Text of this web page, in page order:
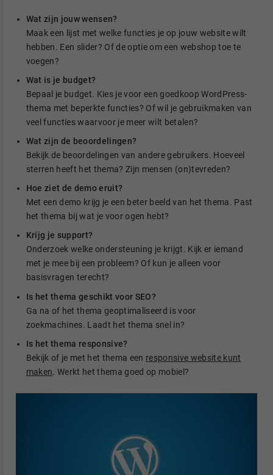
Wat zijn jouw wensen?
Maak een lijst met welke functies je op jouw website wilt
hebben. Een slider? Of de optie om een webshop toe te
voegen?
Wat is je budget?
Bepaal je budget. Kies je voor een goedkoop WordPress-
thema met beperkte functies? Of wil je gebruikmaken van
veel functies waarvoor je meer wilt betalen?
Wat zijn de beoordelingen?
Bekijk de beoordelingen van andere gebruikers. Hoeveel
sterren heeft het thema? Zijn mensen (on)tevreden?
Hoe ziet de demo eruit?
Met een demo krijg je een beter beeld van het thema. Past
het thema bij wat je voor ogen hebt?
Krijg je support?
Onderzoek welke ondersteuning je krijgt. Kijk er iemand
met je mee bij een probleem? Of kun je alleen voor
basisvragen terecht?
Is het thema geschikt voor SEO?
Ga na of het thema geoptimaliseerd is voor
zoekmachines. Laadt het thema snel in?
Is het thema responsive?
Bekijk of je met het thema een responsive website kunt
maken. Werkt het thema goed op mobiel?